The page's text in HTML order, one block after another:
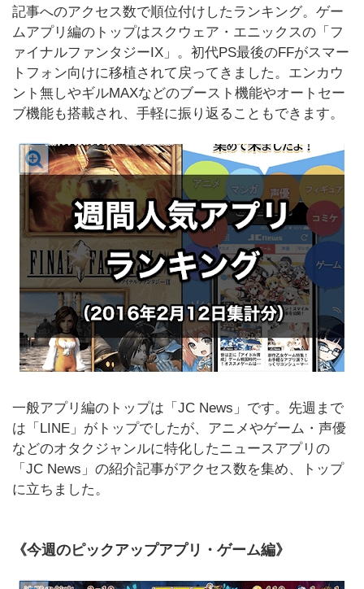
記事へのアクセス数で順位付けしたランキング。ゲー
ムアプリ編のトップはスクウェア・エニックスの「フ
ァイナルファンタジーIX」。初代PS最後のFFがスマー
トフォン向けに移植されて戻ってきました。エンカウ
ント無しやギルMAXなどのブースト機能やオートセー
ブ機能も搭載され、手軽に振り返ることもできます。
一般アプリ編のトップは「JC News」です。先週まで
は「LINE」がトップでしたが、アニメやゲーム・声優
などのオタクジャンルに特化したニュースアプリの
「JC News」の紹介記事がアクセス数を集め、トップ
に立ちました。
《今週のピックアップアプリ・ゲーム編》